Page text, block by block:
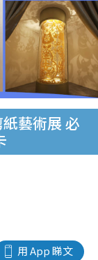
藝術展 必
用 App 睇文